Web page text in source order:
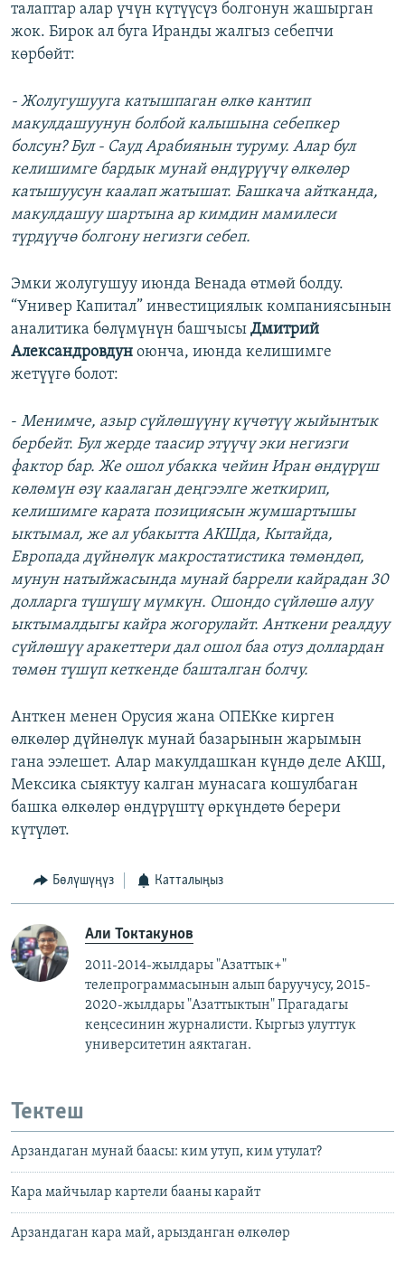
талаптар алар үчүн күтүүсүз болгонун жашырган
жок. Бирок ал буга Иранды жалгыз себепчи
көрбөйт:
- Жолугушууга катышпаган өлкө кантип
макулдашуунун болбой калышына себепкер
болсун? Бул - Сауд Арабиянын туруму. Алар бул
келишимге бардык мунай өндүрүүчү өлкөлөр
катышуусун каалап жатышат. Башкача айтканда,
макулдашуу шартына ар кимдин мамилеси
түрдүүчө болгону негизги себеп.
Эмки жолугушуу июнда Венада өтмөй болду.
“Универ Капитал” инвестициялык компаниясынын
аналитика бөлүмүнүн башчысы Дмитрий
Александровдун оюнча, июнда келишимге
жетүүгө болот:
- Менимче, азыр сүйлөшүүнү күчөтүү жыйынтык
бербейт. Бул жерде таасир этүүчү эки негизги
фактор бар. Же ошол убакка чейин Иран өндүрүш
көлөмүн өзү каалаган деңгээлге жеткирип,
келишимге карата позициясын жумшартышы
ыктымал, же ал убакытта АКШда, Кытайда,
Европада дүйнөлүк макростатистика төмөндөп,
мунун натыйжасында мунай баррели кайрадан 30
долларга түшүшү мүмкүн. Ошондо сүйлөшө алуу
ыктымалдыгы кайра жогорулайт. Анткени реалдуу
сүйлөшүү аракеттери дал ошол баа отуз доллардан
төмөн түшүп кеткенде башталган болчу.
Анткен менен Орусия жана ОПЕКке кирген
өлкөлөр дүйнөлүк мунай базарынын жарымын
гана ээлешет. Алар макулдашкан күндө деле АКШ,
Мексика сыяктуу калган мунасага кошулбаган
башка өлкөлөр өндүрүштү өркүндөтө берери
күтүлөт.
Бөлүшүңүз Катталыңыз
Али Токтакунов
2011-2014-жылдары "Азаттык+"
телепрограммасынын алып баруучусу, 2015-
2020-жылдары "Азаттыктын" Прагадагы
кеңсесинин журналисти. ​ Кыргыз улуттук
университетин аяктаган.
Тектеш
Арзандаган мунай баасы: ким утуп, ким утулат?
Кара майчылар картели бааны карайт
Арзандаган кара май, арызданган өлкөлөр